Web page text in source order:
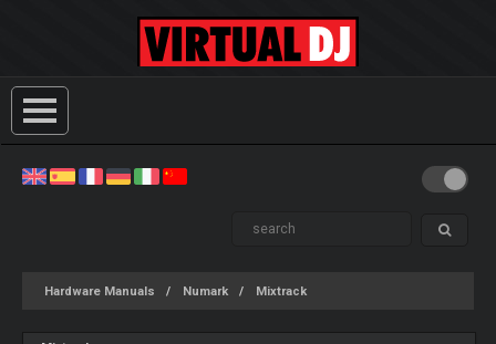
Hardware Manuals Numark Mixtrack